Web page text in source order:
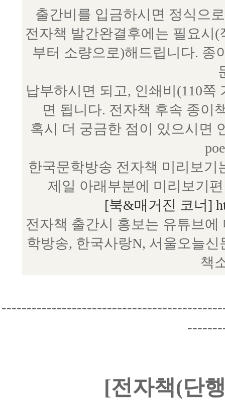
출간비를 입금하시면 정식으
전자책 발간완결후에는 필요시
부터 소량으로)해드립니다. 종
납부하시면 되고, 인쇄비(110
면 됩니다. 전자책 후속 종이
혹시 더 궁금한 점이 있으시면
한국문학방송 전자책 미리보
제일 아래부분에 미리보기
[북&매거진 코너]
전자책 출간시 홍보는 유튜브
학방송, 한국사랑N, 서울오늘
책
[전자책(단